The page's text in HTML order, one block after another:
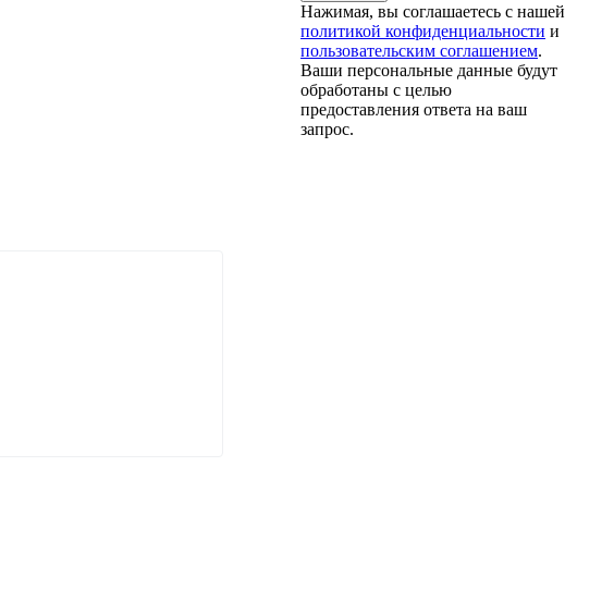
Нажимая, вы соглашаетесь с нашей
политикой конфиденциальности и
пользовательским соглашением.
Ваши персональные данные будут
обработаны с целью
предоставления ответа на ваш
запрос.